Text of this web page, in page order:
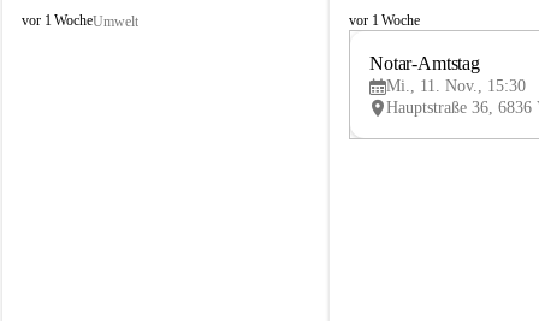
V
vor 1 WocheUmwelt
V
vor 1 Woche
Notar-Amtstag
Mi., 11. Nov., 15:30